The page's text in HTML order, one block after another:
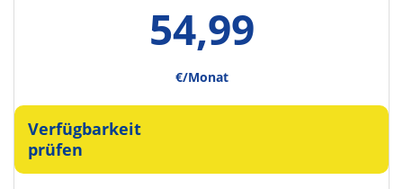
54,99
€/Monat
Verfügbarkeit
prüfen